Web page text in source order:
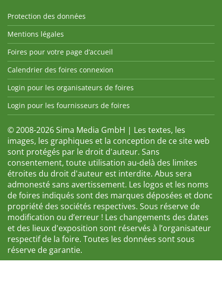
Protection des données
Mentions légales
Foires pour votre page d’accueil
Calendrier des foires connexion
Login pour les organisateurs de foires
Login pour les fournisseurs de foires
© 2008-2026 Sima Media GmbH | Les textes, les
images, les graphiques et la conception de ce site web
sont protégés par le droit d'auteur. Sans
consentement, toute utilisation au-delà des limites
étroites du droit d'auteur est interdite. Abus sera
admonesté sans avertissement. Les logos et les noms
de foires indiqués sont des marques déposées et donc
propriété des sociétés respectives. Sous réserve de
modification ou d’erreur ! Les changements des dates
et des lieux d'exposition sont réservés à l’organisateur
respectif de la foire. Toutes les données sont sous
réserve de garantie.